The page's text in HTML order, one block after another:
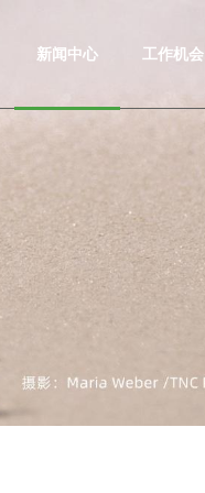
新闻中心 工作机会